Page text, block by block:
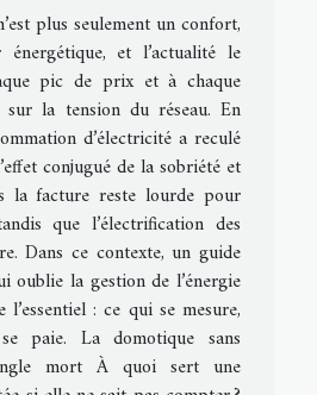
plus seulement un confort,
et l’actualité le
pic de prix et à chaque
sur la tension du réseau. En
d’électricité a reculé
conjugué de la sobriété et
la facture reste lourde pour
que l’électrification des
Dans ce contexte, un guide
oublie la gestion de l’énergie
l’essentiel : ce qui se mesure,
paie. La domotique sans
mort À quoi sert une